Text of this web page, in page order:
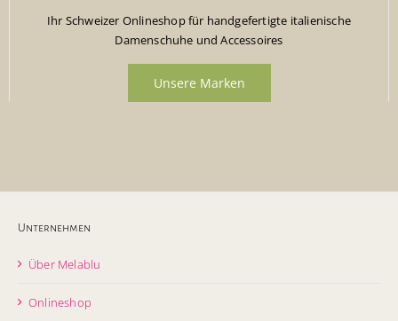
Ihr Schweizer Onlineshop für handgefertigte italienische
Damenschuhe und Accessoires
Unsere Marken
Unternehmen
Über Melablu
Onlineshop